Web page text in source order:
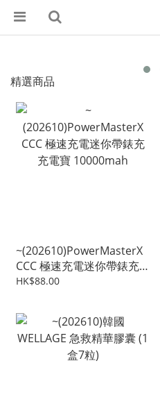
精選商品
~(202610)PowerMasterX
CCC 極速充電迷你帶錶充
充電寶 10000mah
HK$88.00